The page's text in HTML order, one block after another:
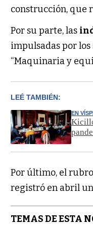
construcción, que
Por su parte, las
impulsadas por los
“Maquinaria y
LEÉ TAMBIÉN:
EN
Por último, el
registró en abril
TEMAS DE ESTA